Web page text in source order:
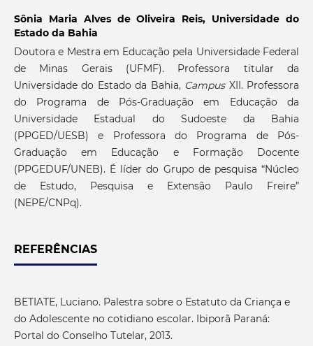
Sônia Maria Alves de Oliveira Reis, Universidade do
Estado da Bahia
Doutora e Mestra em Educação pela Universidade Federal
de Minas Gerais (UFMF). Professora titular da
Universidade do Estado da Bahia, Campus XII. Professora
do Programa de Pós-Graduação em Educação da
Universidade Estadual do Sudoeste da Bahia
(PPGED/UESB) e Professora do Programa de Pós-
Graduação em Educação e Formação Docente
(PPGEDUF/UNEB). É líder do Grupo de pesquisa “Núcleo
de Estudo, Pesquisa e Extensão Paulo Freire”
(NEPE/CNPq).
REFERÊNCIAS
BETIATE, Luciano. Palestra sobre o Estatuto da Criança e
do Adolescente no cotidiano escolar. Ibiporã Paraná:
Portal do Conselho Tutelar, 2013.